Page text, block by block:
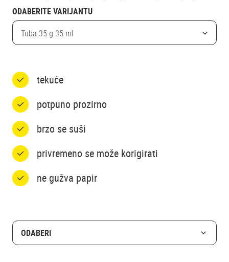
ODABERITE VARIJANTU
Tuba 35 g 35 ml
tekuće
potpuno prozirno
brzo se suši
privremeno se može korigirati
ne gužva papir
ODABERI